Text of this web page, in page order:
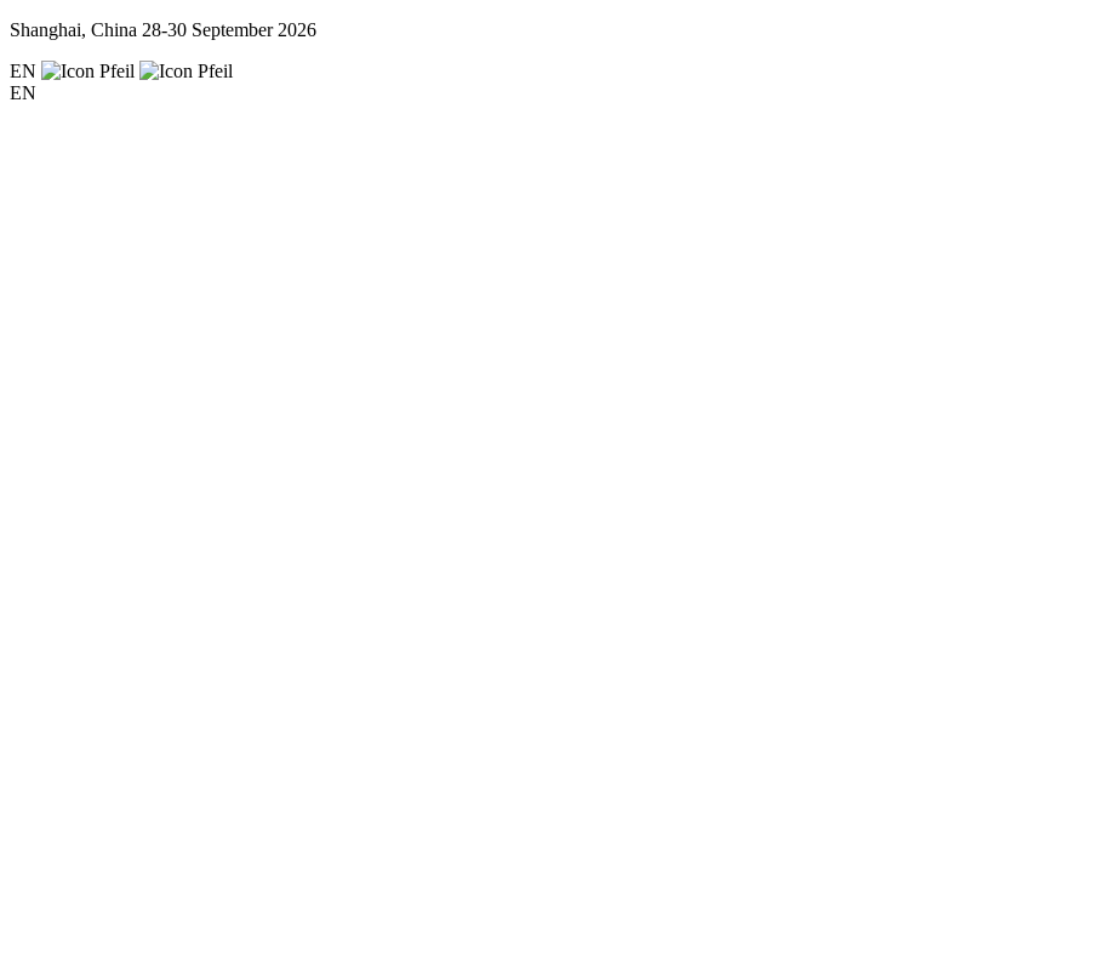
Shanghai, China 28-30 September 2026
EN
EN